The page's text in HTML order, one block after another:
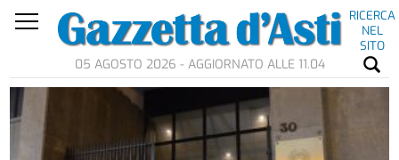
RICERCA
NEL
SITO
05 AGOSTO 2026 - AGGIORNATO ALLE 11.04